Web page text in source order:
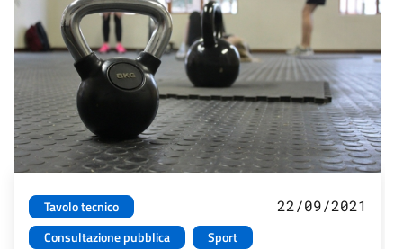
Tavolo tecnico
Consultazione pubblica
Sport
22/09/2021